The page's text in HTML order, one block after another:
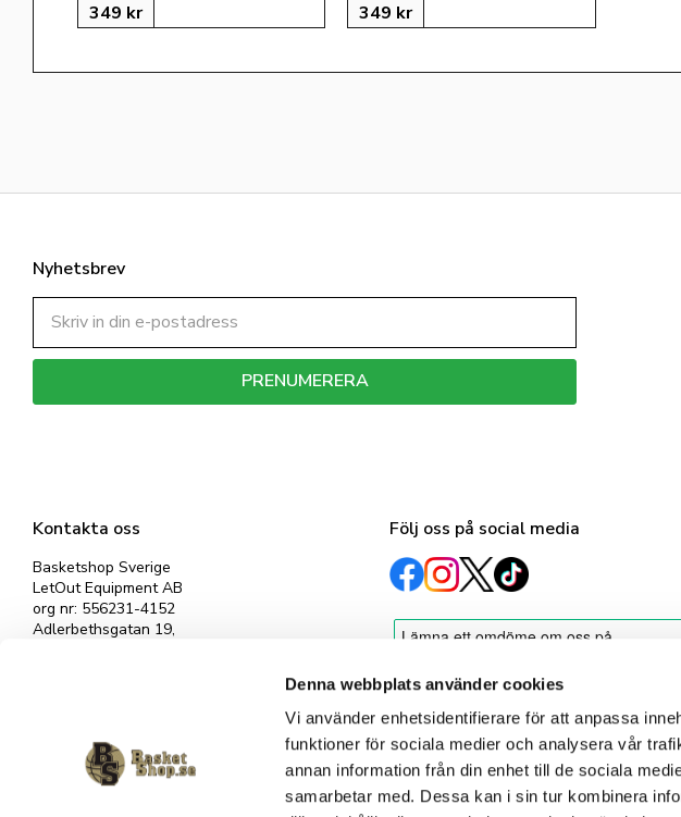
Denna webbplats använder cookies
Vi använder enhetsidentifierare för att anpassa
funktioner för sociala medier och analysera vår
annan information från din enhet till de sociala
samarbetar med. Dessa kan i sin tur kombinera
349 kr 349 kr
Kontakta oss
Basketshop Sverige
LetOut Equipment AB
org nr: 556231-4152
Adlerbethsgatan 19,
Följ oss på social media
Nyhetsbrev
PRENUMERERA